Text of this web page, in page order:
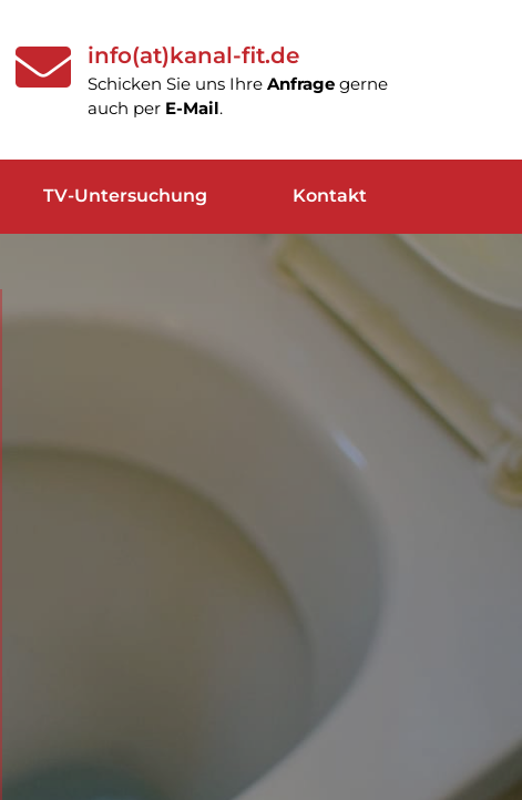
info(at)kanal-fit.de
Schicken Sie uns Ihre Anfragegerne
auch per E-Mail.
TV-Untersuchung Kontakt